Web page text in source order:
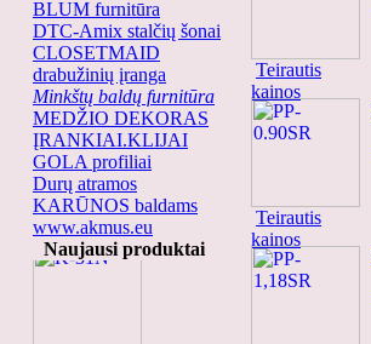
BLUM furnitūra
DTC-Amix stalčių šonai
CLOSETMAID
drabužinių įranga
Minkštų baldų furnitūra
MEDŽIO DEKORAS
ĮRANKIAI.KLIJAI
GOLA profiliai
Durų atramos
KARŪNOS baldams
www.akmus.eu
Naujausi produktai
K-31N
Teirautis
kainos
Teirautis
kainos